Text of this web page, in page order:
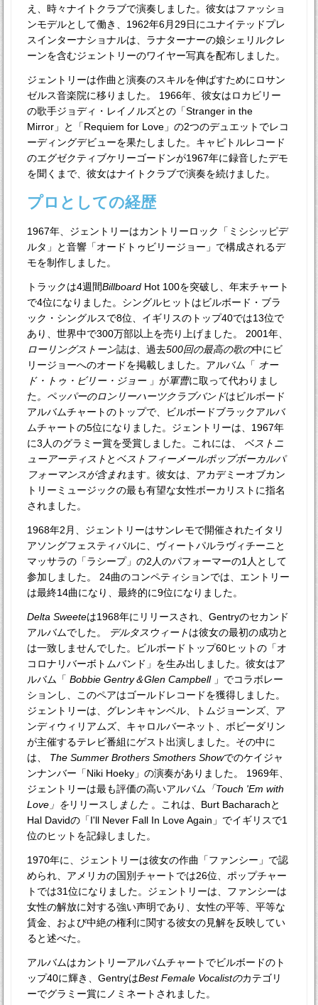
え、時々ナイトクラブで演奏しました。彼女はファッショ
ンモデルとして働き、1962年6月29日にユナイテッドプレ
スインターナショナルは、ラナターナーの娘シェリルクレ
ーンを含むジェントリーのワイヤー写真を配布しました。
ジェントリーは作曲と演奏のスキルを伸ばすためにロサン
ゼルス音楽院に移りました。 1966年、彼女はロカビリー
の歌手ジョディ・レイノルズとの「Stranger in the
Mirror」と「Requiem for Love」の2つのデュエットでレコ
ーディングデビューを果たしました。キャピトルレコード
のエグゼクティブケリーゴードンが1967年に録音したデモ
を聞くまで、彼女はナイトクラブで演奏を続けました。
プロとしての経歴
1967年、ジェントリーはカントリーロック「ミシシッピデ
ルタ」と音響「オードトゥビリージョー」で構成されるデ
モを制作しました。
トラックは4週間Billboard Hot 100を突破し、年末チャート
で4位になりました。シングルヒットはビルボード・ブラ
ック・シングルスで8位、イギリスのトップ40では13位で
あり、世界中で300万部以上を売り上げました。 2001年、
ローリングストーン誌は、過去500回の最高の歌の中にビ
リージョーへのオードを掲載しました。アルバム「 オー
ド・トゥ・ビリー・ジョー」が軍曹に取って代わりまし
た。ペッパーのロンリーハーツクラブバンドはビルボード
アルバムチャートのトップで、ビルボードブラックアルバ
ムチャートの5位になりました。ジェントリーは、1967年
に3人のグラミー賞を受賞しました。これには、 ベストニ
ューアーティスト と ベストフィーメールポップボーカルパ
フォーマンスが含まれます。彼女は、アカデミーオブカン
トリーミュージックの最も有望な女性ボーカリストに指名
されました。
1968年2月、ジェントリーはサンレモで開催されたイタリ
アソングフェスティバルに、ヴィートパルラヴィチーニと
マッサラの「ラシープ」の2人のパフォーマーの1人として
参加しました。 24曲のコンペティションでは、エントリー
は最終14曲になり、最終的に9位になりました。
Delta Sweeteは1968年にリリースされ、Gentryのセカンド
アルバムでした。 デルタスウィートは彼女の最初の成功と
は一致しませんでした。ビルボードトップ60ヒットの「オ
コロナリバーボトムバンド」を生み出しました。彼女はア
ルバム「Bobbie Gentry＆Glen Campbell」でコラボレー
ションし、このペアはゴールドレコードを獲得しました。
ジェントリーは、グレンキャンベル、トムジョーンズ、ア
ンディウィリアムズ、キャロルバーネット、ボビーダリン
が主催するテレビ番組にゲスト出演しました。その中に
は、 The Summer Brothers Smothers Showでのケイジャ
ンナンバー「Niki Hoeky」の演奏がありました。 1969年、
ジェントリーは最も評価の高いアルバム 「Touch 'Em with
Love」をリリースし ました 。これは、Burt Bacharachと
Hal Davidの「I'll Never Fall In Love Again」でイギリスで1
位のヒットを記録しました。
1970年に、ジェントリーは彼女の作曲「ファンシー」で認
められ、アメリカの国別チャートでは26位、ポップチャー
トでは31位になりました。ジェントリーは、ファンシーは
女性の解放に対する強い声明であり、女性の平等、平等な
賃金、および中絶の権利に関する彼女の見解を反映してい
ると述べた。
アルバムはカントリーアルバムチャートでビルボードのト
ップ40に輝き、GentryはBest Female Vocalistのカテゴリ
ーでグラミー賞にノミネートされました。